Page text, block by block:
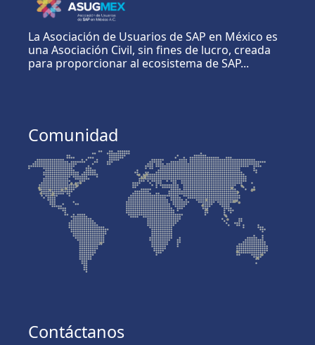
La Asociación de Usuarios de SAP en México es
una Asociación Civil, sin fines de lucro, creada
para proporcionar al ecosistema de SAP...
Comunidad
Contáctanos